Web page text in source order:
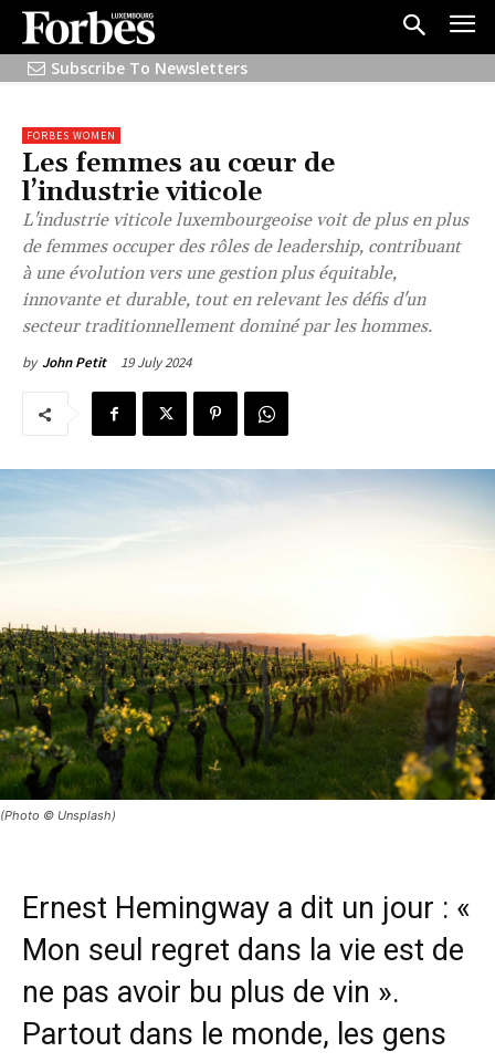
Subscribe To Newsletters
FORBES WOMEN
Les femmes au cœur de
l’industrie viticole
L'industrie viticole luxembourgeoise voit de plus en plus
de femmes occuper des rôles de leadership, contribuant
à une évolution vers une gestion plus équitable,
innovante et durable, tout en relevant les défis d'un
secteur traditionnellement dominé par les hommes.
by John Petit 19 July 2024
(Photo © Unsplash)
Ernest Hemingway a dit un jour : «
Mon seul regret dans la vie est de
ne pas avoir bu plus de vin ».
Partout dans le monde, les gens